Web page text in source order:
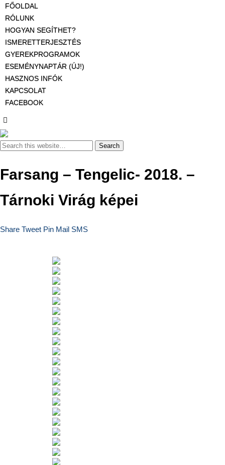
FŐOLDAL
RÓLUNK
HOGYAN SEGÍTHET?
ISMERETTERJESZTÉS
GYEREKPROGRAMOK
ESEMÉNYNAPTÁR (ÚJ!)
HASZNOS INFÓK
KAPCSOLAT
FACEBOOK
Farsang – Tengelic- 2018. –
Tárnoki Virág képei
Share Tweet Pin Mail SMS